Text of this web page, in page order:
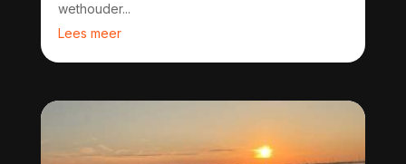
wethouder...
Lees meer